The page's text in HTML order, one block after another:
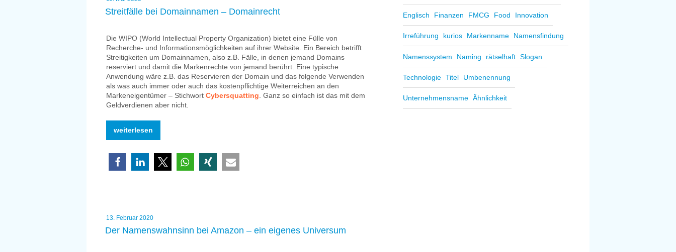
am
Streitfälle bei Domainnamen – Domainrecht
Die WIPO (World Intellectual Property Organization) bietet eine Fülle von
Recherche- und Informationsmöglichkeiten auf ihrer Website. Ein Bereich betrifft
Streitigkeiten um Domainnamen, also z.B. Fälle, in denen jemand Domains
reserviert und damit die Markenrechte von jemand berührt. Eine typische
Anwendung wäre z.B. das Reservieren der Domain und das folgende Verwenden
als was auch immer oder auch das kostenpflichtige Weiterreichen an den
Markeneigentümer – Stichwort Cybersquatting . Ganz so einfach ist das mit dem
Geldverdienen aber nicht.
„Streitfälle
bei
–
Domainrecht“
weiterlesen
Veröffentlicht
am
13. Februar 2020
Der Namenswahnsinn bei Amazon – ein eigenes Universum
Englisch Finanzen FMCG Food Innovation
Irreführung kurios Markenname Namensfindung
Namenssystem Naming rätselhaft Slogan
Technologie Titel Umbenennung
Unternehmensname Ähnlichkeit